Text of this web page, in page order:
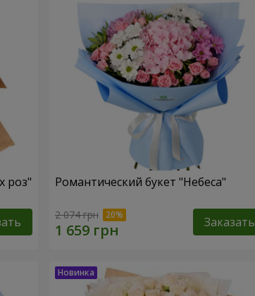
роз" Романтический букет "Небеса"
2 074 грн Заказать